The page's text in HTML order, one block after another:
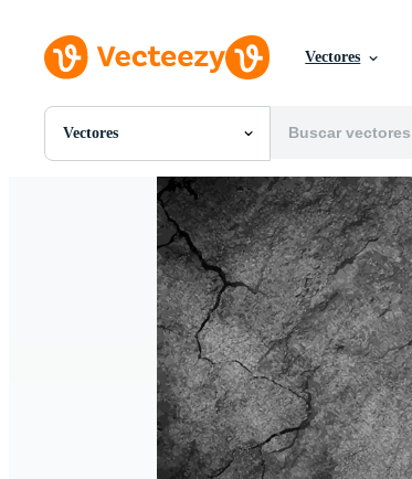
Vectores
Vectores
Todas Imágenes
Gráficos en Movimiento
Imágenes Editoriales
Eventos Editoriales